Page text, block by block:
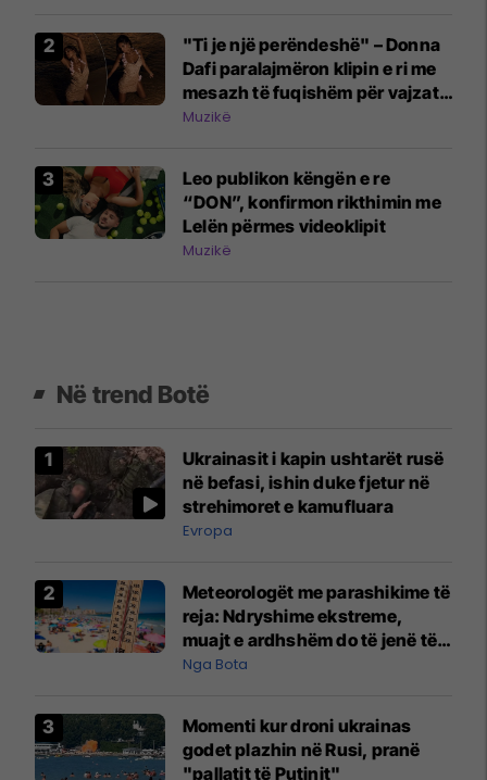
"Ti je një perëndeshë" – Donna
Dafi paralajmëron klipin e ri me
mesazh të fuqishëm për vajzat
dhe gratë
Muzikë
Leo publikon këngën e re
“DON”, konfirmon rikthimin me
Lelën përmes videoklipit
Muzikë
Në trend Botë
Ukrainasit i kapin ushtarët rusë
në befasi, ishin duke fjetur në
strehimoret e kamufluara
Evropa
Meteorologët me parashikime të
reja: Ndryshime ekstreme,
muajt e ardhshëm do të jenë të
pazakontë
Nga Bota
Momenti kur droni ukrainas
godet plazhin në Rusi, pranë
"pallatit të Putinit"